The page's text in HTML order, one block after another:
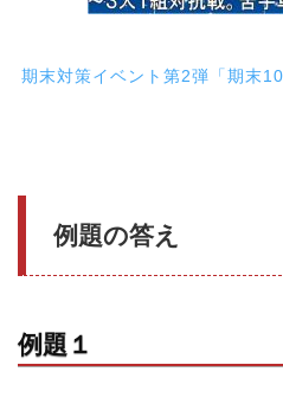
期末対策イベント第2弾「期末
例題の答え
例題１